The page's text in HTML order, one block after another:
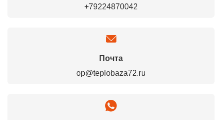
+79224870042
Почта
op@teplobaza72.ru